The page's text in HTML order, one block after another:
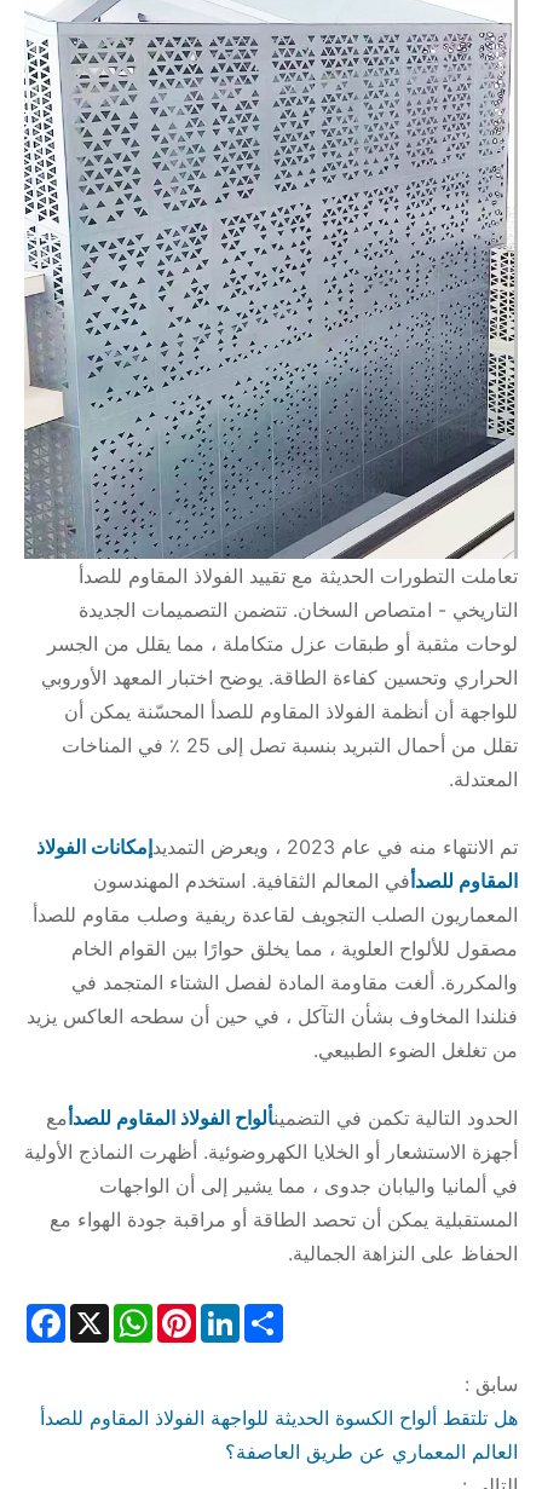
تعاملت التطورات الحديثة مع تقييد الفولاذ المقاوم للصدأ
التاريخي - امتصاص السخان. تتضمن التصميمات الجديدة
لوحات مثقبة أو طبقات عزل متكاملة ، مما يقلل من الجسر
الحراري وتحسين كفاءة الطاقة. يوضح اختبار المعهد الأوروبي
للواجهة أن أنظمة الفولاذ المقاوم للصدأ المحسّنة يمكن أن
تقلل من أحمال التبريد بنسبة تصل إلى 25 ٪ في المناخات
المعتدلة.
تم الانتهاء منه في عام 2023 ، ويعرض التمديد
إمكانات الفولاذ
المقاوم للصدأفي المعالم الثقافية. استخدم المهندسون
المعماريون الصلب التجويف لقاعدة ريفية وصلب مقاوم للصدأ
مصقول للألواح العلوية ، مما يخلق حوارًا بين القوام الخام
والمكررة. ألغت مقاومة المادة لفصل الشتاء المتجمد في
فنلندا المخاوف بشأن التآكل ، في حين أن سطحه العاكس يزيد
من تغلغل الضوء الطبيعي.
الحدود التالية تكمن في التضمينألواح الفولاذ المقاوم للصدأمع
أجهزة الاستشعار أو الخلايا الكهروضوئية. أظهرت النماذج الأولية
في ألمانيا واليابان جدوى ، مما يشير إلى أن الواجهات
المستقبلية يمكن أن تحصد الطاقة أو مراقبة جودة الهواء مع
الحفاظ على النزاهة الجمالية.
X
WhatsAppPinterestLinkedInShare
سابق :
هل تلتقط ألواح الكسوة الحديثة للواجهة الفولاذ المقاوم للصدأ
العالم المعماري عن طريق العاصفة؟